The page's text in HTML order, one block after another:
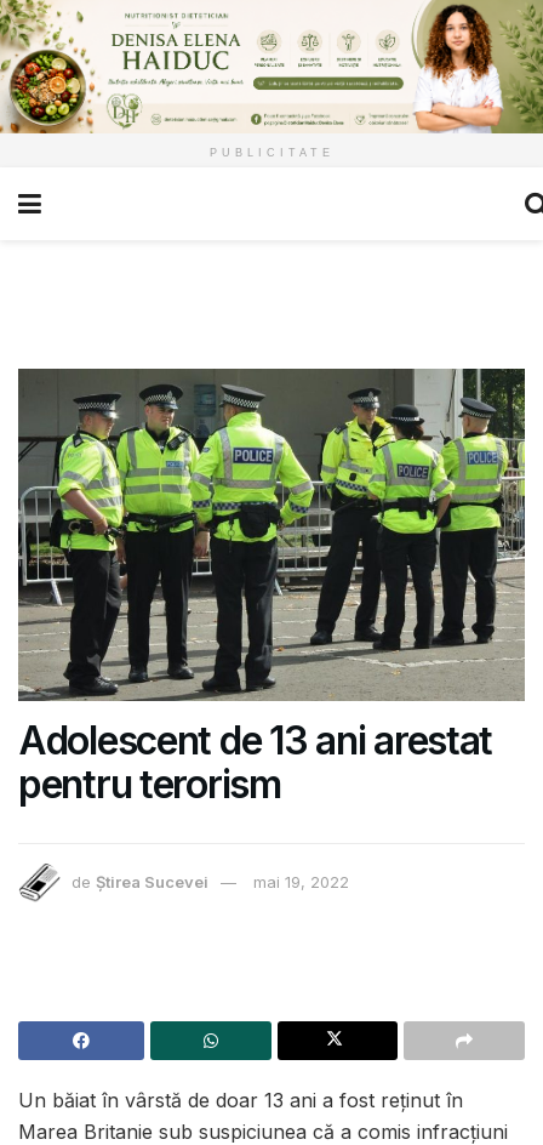
PUBLICITATE
Adolescent de 13 ani arestat
pentru terorism
de Știrea Sucevei mai 19, 2022
Un băiat în vârstă de doar 13 ani a fost reținut în
Marea Britanie sub suspiciunea că a comis infracțiuni